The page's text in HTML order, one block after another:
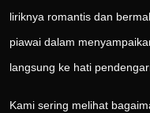
liriknya romantis dan
piawai dalam
langsung ke hati
Kami sering melihat